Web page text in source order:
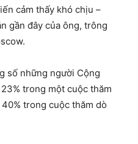
cảm thấy khó chịu –
gần đây của ông, trông
số những người Cộng
trong một cuộc thăm
trong cuộc thăm dò